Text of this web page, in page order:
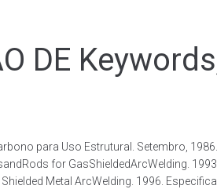
DE
para Uso Estrutural. Setembro,
for GasShieldedArcWelding.
Metal ArcWelding. 1996.